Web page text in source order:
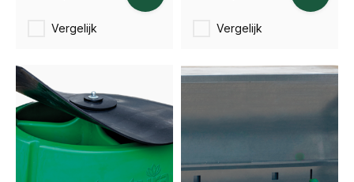
Vergelijk Vergelijk